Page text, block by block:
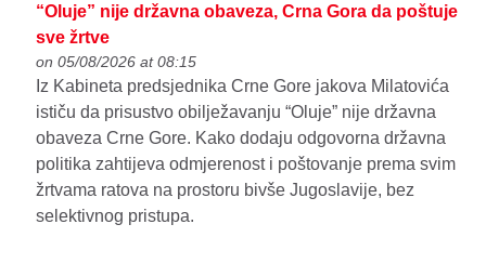
“Oluje” nije državna obaveza, Crna Gora da poštuje
sve žrtve
on 05/08/2026 at 08:15
Iz Kabineta predsjednika Crne Gore jakova Milatovića
ističu da prisustvo obilježavanju “Oluje” nije državna
obaveza Crne Gore. Kako dodaju odgovorna državna
politika zahtijeva odmjerenost i poštovanje prema svim
žrtvama ratova na prostoru bivše Jugoslavije, bez
selektivnog pristupa.